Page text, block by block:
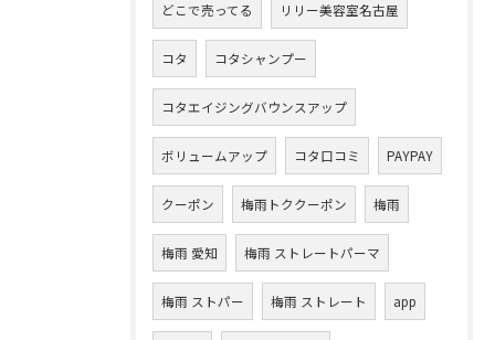
どこで売ってる リリー美容室名古屋
コタ コタシャンプー
コタエイジングバウンスアップ
ボリュームアップ コタ口コミ PAYPAY
クーポン 梅雨トククーポン 梅雨
梅雨 愛知 梅雨 ストレートパーマ
梅雨 ストパー 梅雨 ストレート app